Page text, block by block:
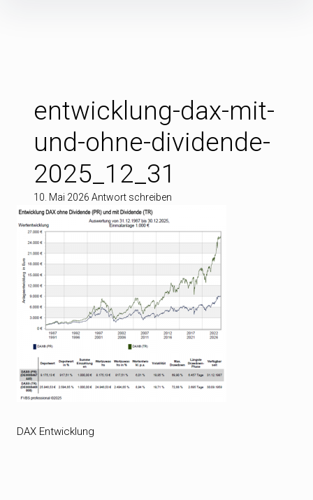
entwicklung-dax-mit-
und-ohne-dividende-
2025_12_31
10. Mai 2026 Antwort schreiben
DAX Entwicklung